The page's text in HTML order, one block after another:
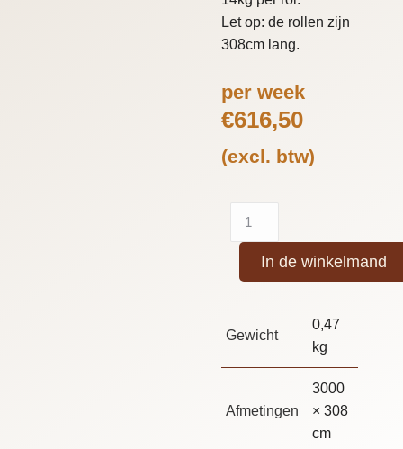
Let op: de rollen zijn
308cm lang.
per week
€616,50
(excl. btw)
In de winkelmand
Gewicht
0,47
kg
Afmetingen
3000
× 308
cm